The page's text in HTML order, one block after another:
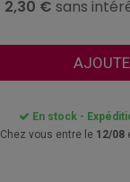
En stock -
Chez vous entre le 12/08